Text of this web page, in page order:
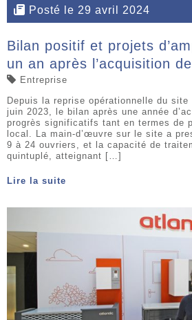
Posté le 29 avril 2024
Bilan positif et projets
un an après l’acquisition
Entreprise
Depuis la reprise opérationnelle du site
juin 2023, le bilan après une année
progrès significatifs tant en termes de
local. La main-d’œuvre sur le site a
9 à 24 ouvriers, et la capacité de
quintuplé, atteignant […]
Lire la suite